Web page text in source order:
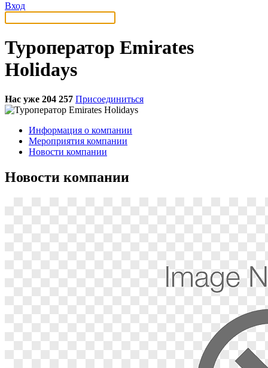
Вход
Туроператор Emirates
Holidays
Нас уже 204 257 Присоединиться
Информация о компании
Мероприятия компании
Новости компании
Новости компании